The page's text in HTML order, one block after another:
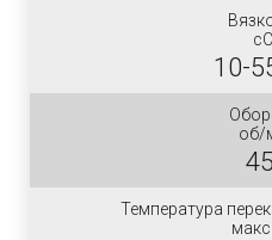
10-
об/
Температура
макс